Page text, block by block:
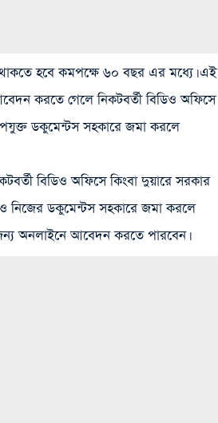
হবে কমপক্ষে ৬০ বছর এর মধ্যে। এই
করতে গেলে নিকটবর্তী বিডিও অফিসে
ডকুমেন্টস সহকারে জমা করলে
বিডিও অফিসে কিংবা দুয়ারে সরকার
ও নিজের ডকুমেন্টস সহকারে জমা করলে
অনলাইনে আবেদন করতে পারবেন।